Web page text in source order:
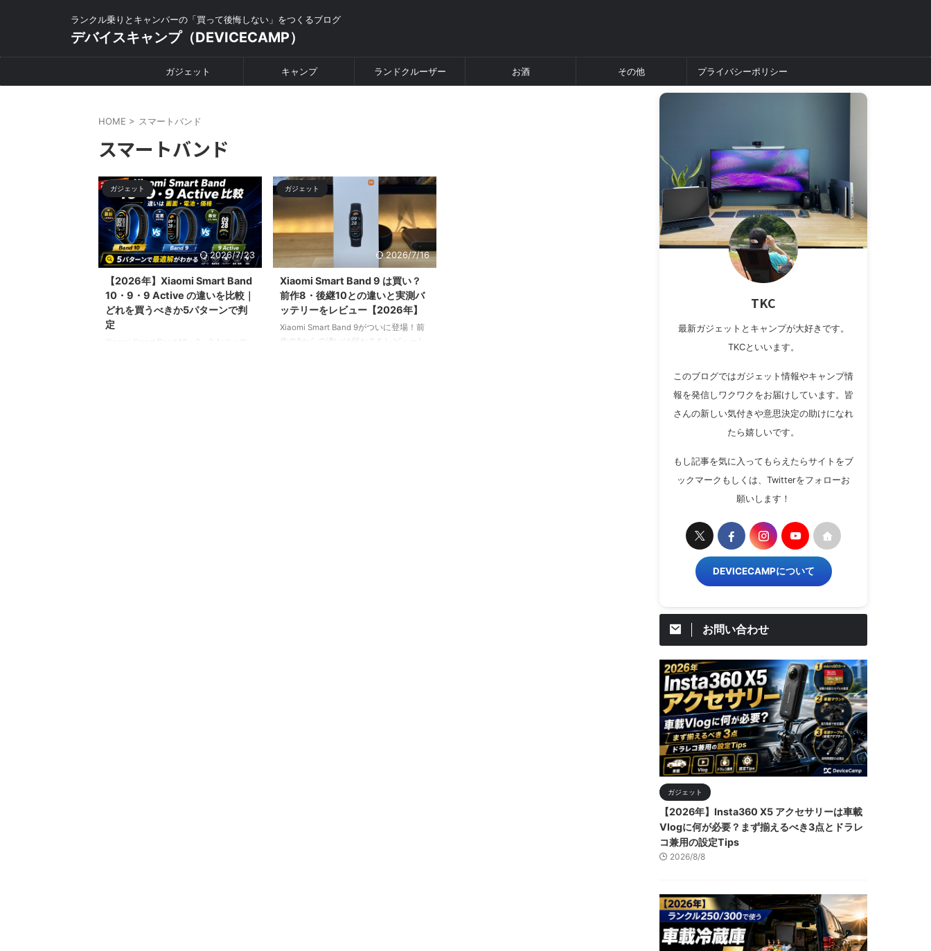
ランクル乗りとキャンパーの「買って後悔しない」をつくるブログ
デバイスキャンプ（DEVICECAMP）
ガジェット キャンプ ランドクルーザー お酒 その他 プライバシーポリシー
HOME > スマートバンド
スマートバンド
ガジェット
2026/7/23
【2026年】Xiaomi Smart Band
10・9・9 Active の違いを比較｜
どれを買うべきか5パターンで判
定
Xiaomi Smart Band 10・9・9 Activeの
ガジェット
2026/7/16
Xiaomi Smart Band 9 は買い？
前作8・後継10との違いと実測バ
ッテリーをレビュー【2026年】
Xiaomi Smart Band 9がついに登場！前
作の8からの違いは何か？をレビューし
TKC
最新ガジェットとキャンプが大好きです。
TKCといいます。
このブログではガジェット情報やキャンプ情
報を発信しワクワクをお届けしています。皆
さんの新しい気付きや意思決定の助けになれ
たら嬉しいです。
もし記事を気に入ってもらえたらサイトをブ
ックマークもしくは、Twitterをフォローお
願いします！
DEVICECAMPについて
お問い合わせ
ガジェット
【2026年】Insta360 X5 アクセサリーは車載
Vlogに何が必要？まず揃えるべき3点とドラレ
コ兼用の設定Tips
2026/8/8